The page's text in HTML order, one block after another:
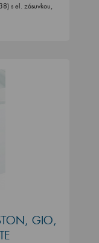
s el. zásuvkou,
GIO,